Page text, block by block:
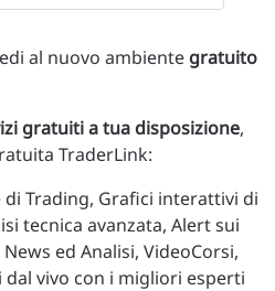
al nuovo ambiente gratuito
gratuiti a tua disposizione,
TraderLink:
Trading, Grafici interattivi di
tecnica avanzata, Alert sui
ed Analisi, VideoCorsi,
vivo con i migliori esperti